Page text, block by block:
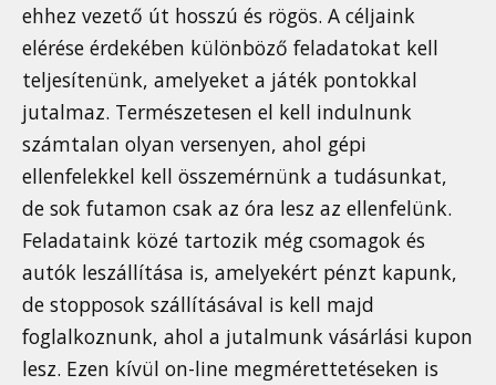
ehhez vezető út hosszú és rögös. A céljaink
elérése érdekében különböző feladatokat kell
teljesítenünk, amelyeket a játék pontokkal
jutalmaz. Természetesen el kell indulnunk
számtalan olyan versenyen, ahol gépi
ellenfelekkel kell összemérnünk a tudásunkat,
de sok futamon csak az óra lesz az ellenfelünk.
Feladataink közé tartozik még csomagok és
autók leszállítása is, amelyekért pénzt kapunk,
de stopposok szállításával is kell majd
foglalkoznunk, ahol a jutalmunk vásárlási kupon
lesz. Ezen kívül on-line megmérettetéseken is